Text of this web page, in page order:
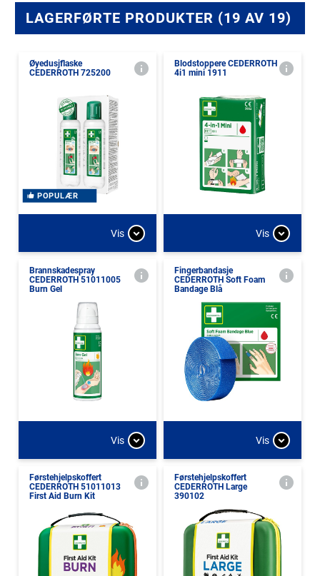
LAGERFØRTE PRODUKTER (19 AV 19)
Øyedusjflaske
CEDERROTH 725200
POPULÆR
Vis
Blodstoppere CEDERROTH
4i1 mini 1911
Vis
Brannskadespray
CEDERROTH 51011005
Burn Gel
Vis
Fingerbandasje
CEDERROTH Soft Foam
Bandage Blå
Vis
Førstehjelpskoffert
CEDERROTH 51011013
First Aid Burn Kit
Førstehjelpskoffert
CEDERROTH Large
390102